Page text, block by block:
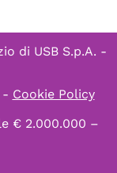
di USB S.p.A. -
Cookie Policy
€ 2.000.000 –